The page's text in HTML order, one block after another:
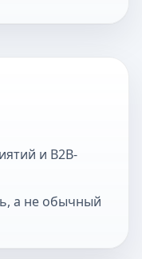
и B2B-
а не обычный